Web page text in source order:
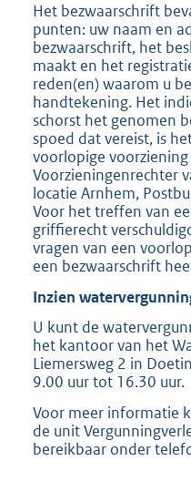
Het bezwaarschrift
punten: uw naam en
bezwaarschrift, het
maakt en het
reden(en) waarom u
handtekening. Het
schorst het genomen
spoed dat vereist, is
voorlopige
Voorzieningenrechter
locatie Arnhem,
Voor het treffen van
griffierecht
vragen van een
een bezwaarschrift
Inzien
U kunt de
het kantoor van het
Liemersweg 2 in
9.00 uur tot 16.30 uur.
Voor meer informatie
de unit
bereikbaar onder